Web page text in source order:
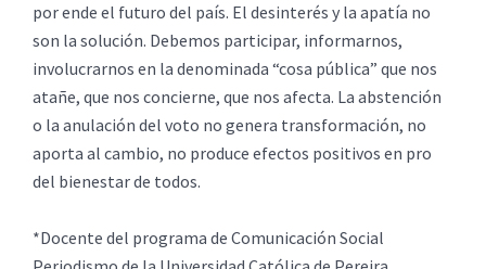
por ende el futuro del país. El desinterés y la apatía no
son la solución. Debemos participar, informarnos,
involucrarnos en la denominada “cosa pública” que nos
atañe, que nos concierne, que nos afecta. La abstención
o la anulación del voto no genera transformación, no
aporta al cambio, no produce efectos positivos en pro
del bienestar de todos.
*Docente del programa de Comunicación Social